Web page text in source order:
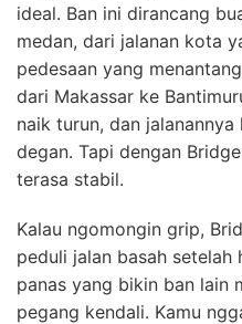
ideal. Ban ini dirancang
medan, dari jalanan kota
pedesaan yang
dari Makassar ke
naik turun, dan
degan. Tapi dengan
terasa stabil.
Kalau ngomongin grip,
peduli jalan basah setelah
panas yang bikin ban lain
pegang kendali. Kamu